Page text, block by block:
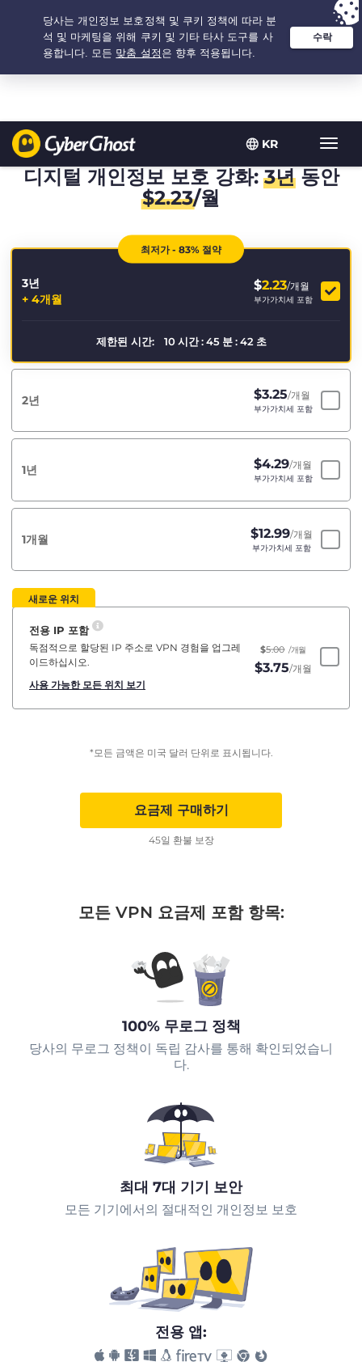
KR
탐
색
토
추천 옵션:최저가 - 3.3333333333333년 $ 2.23 /개월
디지털 개인정보 보호 강화:3년동안
$2.23/월
최저가 - 83% 절약
3년
+ 4개월
$2.23/개월
부가가치세 포함
제한된 시간: 10 시간 : 45 분 : 42 초
2년 $3.25/개월
부가가치세 포함
1년 $4.29/개월
부가가치세 포함
1개월 $12.99/개월
부가가치세 포함
새로운 위치
전용 IP 포함
독점적으로 할당된 IP 주소로 VPN 경험을 업그레
이드하십시오.
사용 가능한 모든 위치 보기
$5.00 /개월
$3.75/개월
*모든 금액은 미국 달러 단위로 표시됩니다.
요금제 구매하기
45일 환불 보장
모든 VPN 요금제 포함 항목:
100% 무로그 정책
당사의 무로그 정책이 독립 감사를 통해 확인되었습니
다.
최대 7대 기기 보안
모든 기기에서의 절대적인 개인정보 보호
전용 앱: